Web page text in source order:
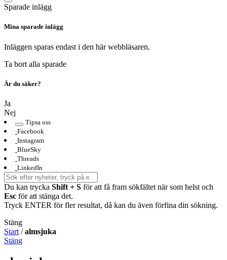
Sparade inlägg
Mina sparade inlägg
Inläggen sparas endast i den här webbläsaren.
Ta bort alla sparade
Är du säker?
Ja
Nej
Tipsa oss
Facebook
Instagram
BlueSky
Threads
LinkedIn
Du kan trycka Shift + S för att få fram sökfältet när som helst och
Esc för att stänga det.
Tryck ENTER för fler resultat, då kan du även förfina din sökning.
Stäng
Start /almsjuka
Stäng